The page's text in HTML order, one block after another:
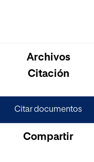
Archivos
Citación
Citar documentos
Compartir